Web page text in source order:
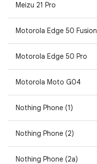
Meizu 21 Pro
Motorola Edge 50 Fusion
Motorola Edge 50 Pro
Motorola Moto G04
Nothing Phone (1)
Nothing Phone (2)
Nothing Phone (2a)